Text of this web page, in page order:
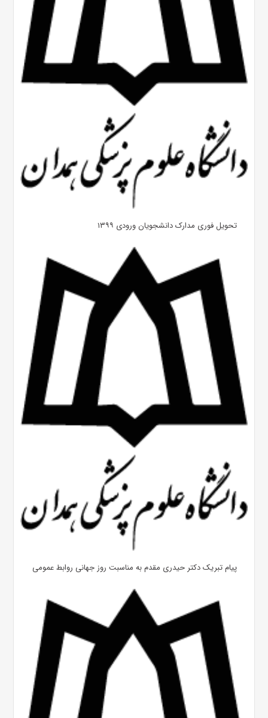
تحویل فوری مدارک دانشجویان ورودی ۱۳۹۹
پیام تبریک دکتر حیدری مقدم به مناسبت روز جهانی روابط عمومی